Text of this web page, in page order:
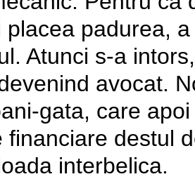
placea padurea,
Atunci s-a
avocat.
gata, care
financiare destul
interbelica.